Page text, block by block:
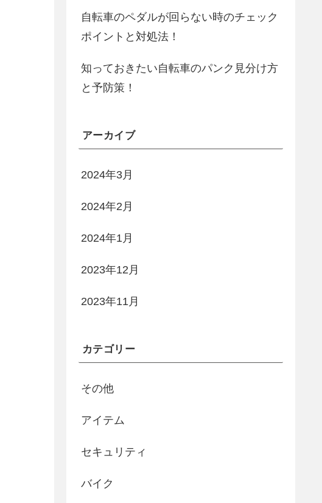
自転車のペダルが回らない時のチェック
ポイントと対処法！
知っておきたい自転車のパンク見分け方
と予防策！
アーカイブ
2024年3月
2024年2月
2024年1月
2023年12月
2023年11月
カテゴリー
その他
アイテム
セキュリティ
バイク